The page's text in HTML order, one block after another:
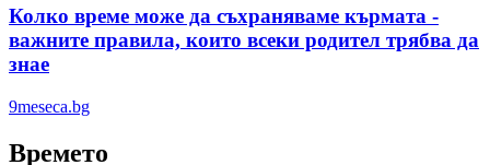
Колко време може да съхраняваме кърмата -
важните правила, които всеки родител трябва да
знае
9meseca.bg
Времето